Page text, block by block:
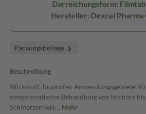
Darreichungsform:
Hersteller: Dexcel Pharma
Packungsbeilage
Beschreibung
Wirkstoff: Ibuprofen Anwendungsgebiete:
symptomatische Behandlung von leichten
Schmerzen wie… Mehr